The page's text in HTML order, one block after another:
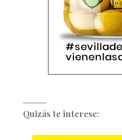
Quizás te interese: